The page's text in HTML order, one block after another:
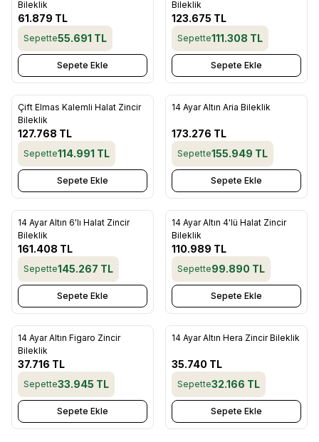
Favorilere Ekle
Bileklik
61.879 TL
Sepette55.691 TL
Sepete Ekle
Favorilere Ekle
Bileklik
123.675 TL
Sepette111.308 TL
Sepete Ekle
Favorilere Ekle
Çift Elmas Kalemli Halat Zincir
Bileklik
127.768 TL
Sepette114.991 TL
Sepete Ekle
14 Ayar Altın Aria Bileklik
173.276 TL
Sepette155.949 TL
Sepete Ekle
Favorilere Ekle
14 Ayar Altın 6'lı Halat Zincir
Bileklik
161.408 TL
Sepette145.267 TL
Sepete Ekle
Favorilere Ekle
14 Ayar Altın 4'lü Halat Zincir
Bileklik
110.989 TL
Sepette99.890 TL
Sepete Ekle
Favorilere Ekle
14 Ayar Altın Figaro Zincir
Bileklik
37.716 TL
Sepette33.945 TL
Sepete Ekle
14 Ayar Altın Hera Zincir Bileklik
35.740 TL
Sepette32.166 TL
Sepete Ekle